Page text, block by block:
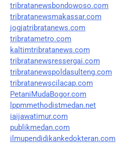
tribratanewsbondowoso.com
tribratanewsmakassar.com
jogjatribratanews.com
tribratametro.com
kaltimtribratanews.com
tribratanewsressergai.com
tribratanewspoldasulteng.com
tribratanewscilacap.com
PetaniMudaBogor.com
lppmmethodistmedan.net
iaijawatimur.com
publikmedan.com
ilmupendidikankedokteran.com